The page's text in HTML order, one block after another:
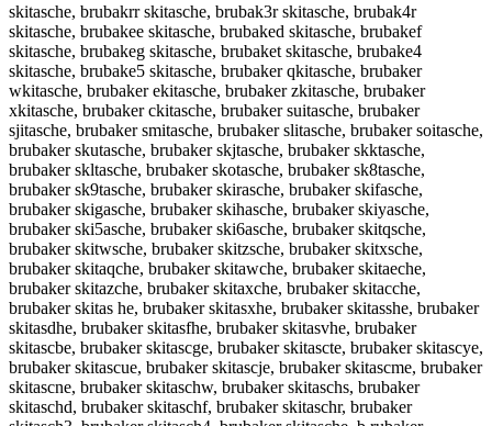
skitasche, brubakrr skitasche, brubak3r skitasche, brubak4r
skitasche, brubakee skitasche, brubaked skitasche, brubakef
skitasche, brubakeg skitasche, brubaket skitasche, brubake4
skitasche, brubake5 skitasche, brubaker qkitasche, brubaker
wkitasche, brubaker ekitasche, brubaker zkitasche, brubaker
xkitasche, brubaker ckitasche, brubaker suitasche, brubaker
sjitasche, brubaker smitasche, brubaker slitasche, brubaker soitasche,
brubaker skutasche, brubaker skjtasche, brubaker skktasche,
brubaker skltasche, brubaker skotasche, brubaker sk8tasche,
brubaker sk9tasche, brubaker skirasche, brubaker skifasche,
brubaker skigasche, brubaker skihasche, brubaker skiyasche,
brubaker ski5asche, brubaker ski6asche, brubaker skitqsche,
brubaker skitwsche, brubaker skitzsche, brubaker skitxsche,
brubaker skitaqche, brubaker skitawche, brubaker skitaeche,
brubaker skitazche, brubaker skitaxche, brubaker skitacche,
brubaker skitas he, brubaker skitasxhe, brubaker skitasshe, brubaker
skitasdhe, brubaker skitasfhe, brubaker skitasvhe, brubaker
skitascbe, brubaker skitascge, brubaker skitascte, brubaker skitascye,
brubaker skitascue, brubaker skitascje, brubaker skitascme, brubaker
skitascne, brubaker skitaschw, brubaker skitaschs, brubaker
skitaschd, brubaker skitaschf, brubaker skitaschr, brubaker